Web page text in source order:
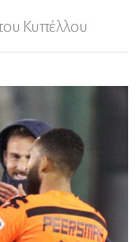
Κυπέλλου